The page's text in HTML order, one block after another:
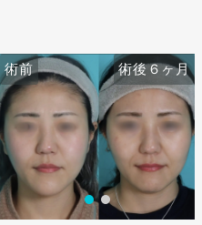
フェイスラインが手術前ぼや
けた印象ですが、スッキリシ
ャープな輪郭になりました。
顔の脂肪吸引はただ吸引すれ
ばいいわけではなく、バラン
ス良く吸うところはしっかり
吸い、残すところは適量残す
ことが大事です。
術後4ヶ月で腫れも引いて綺
麗なEラインができていま
す。
ここからもう少しスッキリし
て術後半年で完成します。
オトガイ形成は、後ろに下が
っている顎先の骨をそのまま
前に出す施術のため、正面か
ら見た時の顎先の長さがどう
なります。 内出血は平均2週
間くらいで目立たなくなりま
す。 顎先や下唇の痺れが出る
ことがあります。多くは通常
1ヶ月以内に改善します。 脂
肪を吸ったところは1から3ヶ
月ツッパリ感がでます。ツッ
パリ感が出ても動かして大丈
夫です。 稀に感染があります
が、そのような際は責任を持
術前 術後６ヶ月
術前 術後１ヶ月